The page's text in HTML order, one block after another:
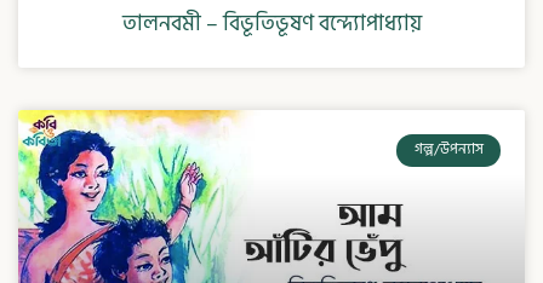
তালনবমী – বিভূতিভূষণ বন্দ্যোপাধ্যায়
গল্প/উপন্যাস